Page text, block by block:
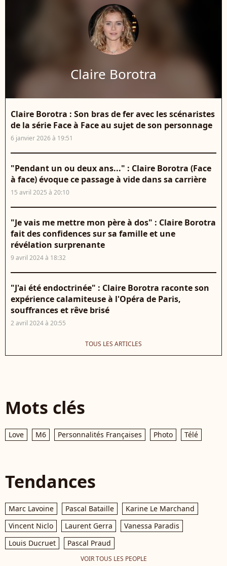
Claire Borotra
Claire Borotra : Son bras de fer avec les scénaristes
de la série Face à Face au sujet de son personnage
6 janvier 2026 à 19:51
"Pendant un ou deux ans..." : Claire Borotra (Face
à face) évoque ce passage à vide dans sa carrière
15 avril 2025 à 20:10
"Je vais me mettre mon père à dos" : Claire Borotra
fait des confidences sur sa famille et une
révélation surprenante
9 avril 2024 à 18:32
"J'ai été endoctrinée" : Claire Borotra raconte son
expérience calamiteuse à l'Opéra de Paris,
souffrances et rêve brisé
2 avril 2024 à 20:55
TOUS LES ARTICLES
Mots clés
Love M6 Personnalités Françaises Photo Télé
Tendances
Marc Lavoine Pascal Bataille
Karine Le Marchand
Vincent Niclo
Laurent Gerra
Vanessa Paradis
Louis Ducruet
Pascal Praud
VOIR TOUS LES PEOPLE